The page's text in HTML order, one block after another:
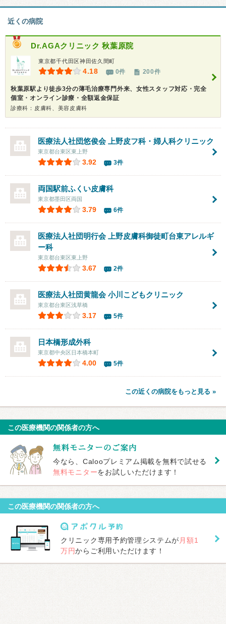
近くの病院
Dr.AGAクリニック 秋葉原院
東京都千代田区神田佐久間町
4.18 0件 200件
秋葉原駅より徒歩3分の薄毛治療専門外来、女性スタッフ対応・完全
個室・オンライン診療・全額返金保証
診療科：皮膚科、美容皮膚科
医療法人社団悠俊会 上野皮フ科・婦人科クリニック
東京都台東区東上野
3.92 3件
両国駅前ふくい皮膚科
東京都墨田区両国
3.79 6件
医療法人社団明行会
上野皮膚科御徒町台東アレルギ
ー科
東京都台東区東上野
3.67 2件
医療法人社団黄龍会小川こどもクリニック
東京都台東区浅草橋
3.17 5件
日本橋形成外科
東京都中央区日本橋本町
4.00 5件
この近くの病院をもっと見る »
この医療機関の関係者の方へ
今なら、Calooプレミアム掲載を無料で試せる
無料モニターをお試しいただけます！
この医療機関の関係者の方へ
クリニック専用予約管理システムが 月額1
万円からご利用いただけます！